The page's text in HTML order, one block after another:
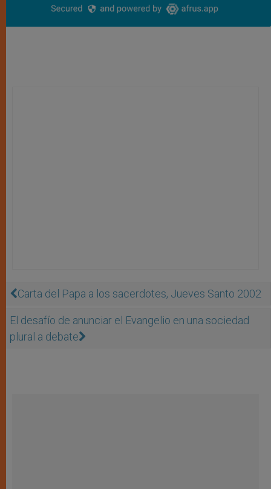
Carta del Papa a los sacerdotes, Jueves Santo 2002
El desafío de anunciar el Evangelio en una sociedad
plural a debate